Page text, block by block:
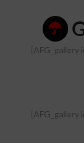
[AFG_gallery
[AFG_gallery